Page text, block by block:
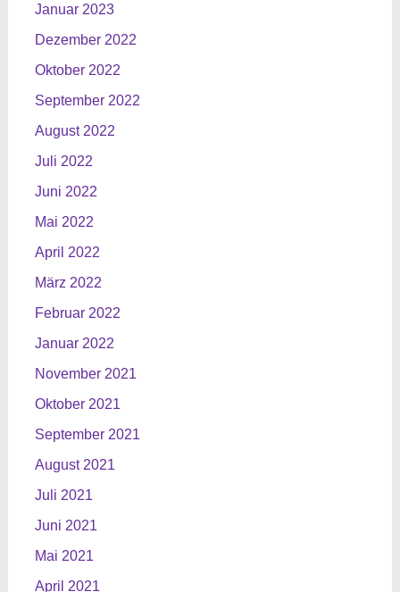
Januar 2023
Dezember 2022
Oktober 2022
September 2022
August 2022
Juli 2022
Juni 2022
Mai 2022
April 2022
März 2022
Februar 2022
Januar 2022
November 2021
Oktober 2021
September 2021
August 2021
Juli 2021
Juni 2021
Mai 2021
April 2021